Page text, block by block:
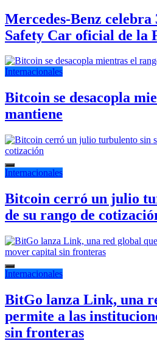
Mercedes-Benz celebra
Safety Car oficial de la
Internacionales
Bitcoin se desacopla
mantiene
Internacionales
Bitcoin cerró un julio
de su rango de
Internacionales
BitGo lanza Link, una
permite a las
sin fronteras